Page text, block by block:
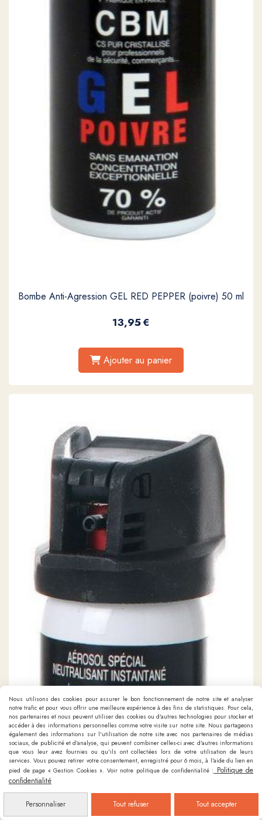
Bombe Anti-Agression GEL RED PEPPER (poivre) 50 ml
13,95€
Ajouter au panier
Nous utilisons des cookies pour assurer le bon fonctionnement de notre site et analyser
notre trafic et pour vous offrir une meilleure expérience à des fins de statistiques. Pour cela,
nos partenaires et nous peuvent utiliser des cookies ou d'autres technologies pour stocker et
accéder à des informations personnelles comme votre visite sur notre site. Nous partageons
également des informations sur l'utilisation de notre site avec nos partenaires de médias
sociaux, de publicité et d'analyse, qui peuvent combiner celles-ci avec d'autres informations
que vous leur avez fournies ou qu'ils ont collectées lors de votre utilisation de leurs
services. Vous pouvez retirer votre consentement, enregistré pour 6 mois, à l'aide du lien en
pied de page « Gestion Cookies ». Voir notre politique de confidentialité : Politique de
confidentialité
Personnaliser Tout refuser Tout accepter